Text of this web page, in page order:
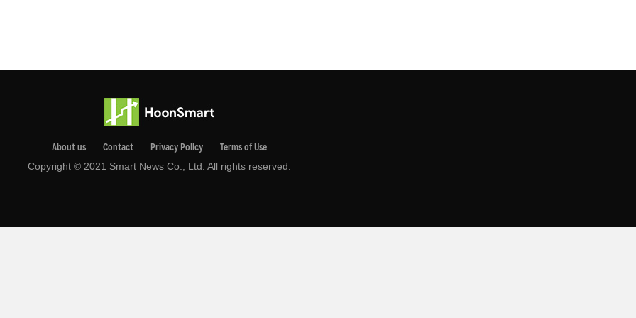
About us Contact Privacy Pollcy Terms of Use
Copyright © 2021 Smart News Co., Ltd. All rights reserved.